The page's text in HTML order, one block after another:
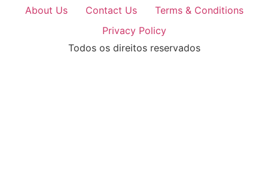
About Us
Contact Us
Terms & Conditions
Privacy Policy
Todos os direitos reservados